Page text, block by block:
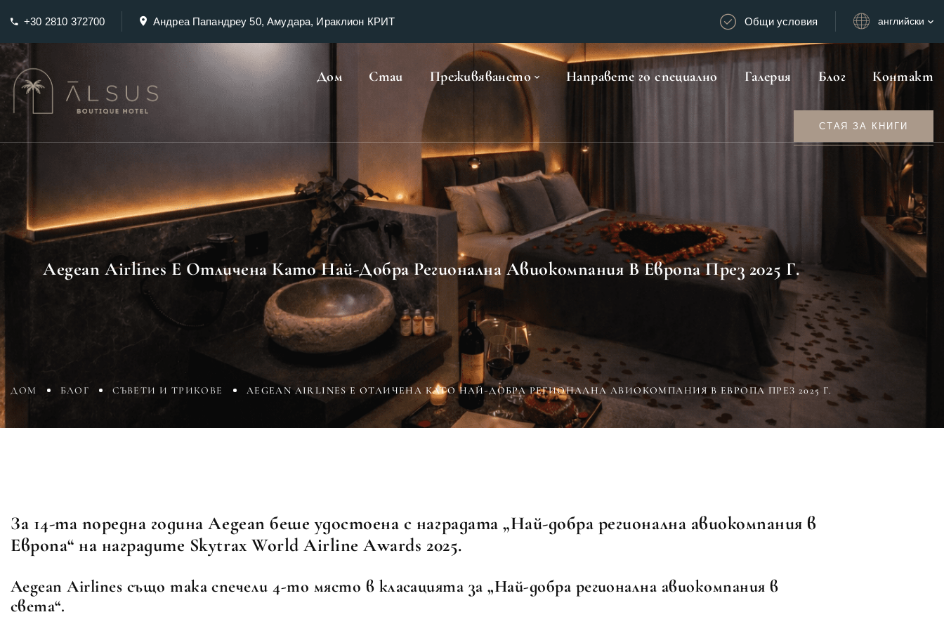
+30 2810 372700 Андреа Папандреу 50, Амудара, Ираклион КРИТ Общи условия английски
Дом Стаи Преживяването Направете го специално Галерия Блог Контакт
СТАЯ ЗА КНИГИ
Aegean Airlines Е Отличена Като Най-Добра Регионална Авиокомпания В Европа През 2025 Г.
ДОМ БЛОГ СЪВЕТИ И ТРИКОВЕ AEGEAN AIRLINES Е ОТЛИЧЕНА КАТО НАЙ-ДОБРА РЕГИОНАЛНА АВИОКОМПАНИЯ В ЕВРОПА ПРЕЗ 2025 Г.
За 14-та поредна година Aegean беше удостоена с наградата „Най-добра регионална авиокомпания в
Европа“ на наградите Skytrax World Airline Awards 2025.
Aegean Airlines също така спечели 4-то място в класацията за „Най-добра регионална авиокомпания в
света“.